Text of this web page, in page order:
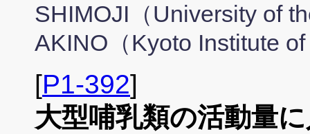
SHIMOJI（University of
AKINO（Kyoto Institute
[P1-392]
大型哺乳類の活動量